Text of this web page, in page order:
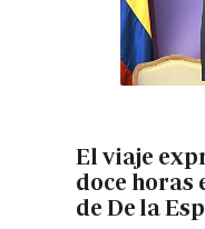
El viaje
doce horas
de De la